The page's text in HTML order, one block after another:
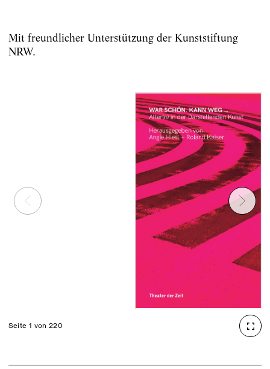
Mit freundlicher Unterstützung der Kunststiftung
NRW.
Seite 1 von 220